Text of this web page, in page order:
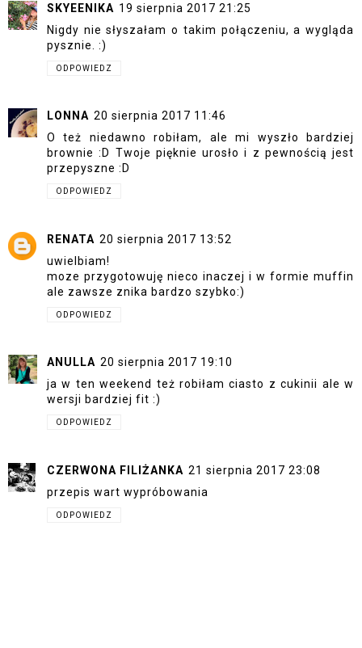
SKYEENIKA 19 sierpnia 2017 21:25
Nigdy nie słyszałam o takim połączeniu, a wygląda
pysznie. :)
ODPOWIEDZ
LONNA 20 sierpnia 2017 11:46
O też niedawno robiłam, ale mi wyszło bardziej
brownie :D Twoje pięknie urosło i z pewnością jest
przepyszne :D
ODPOWIEDZ
RENATA 20 sierpnia 2017 13:52
uwielbiam!
moze przygotowuję nieco inaczej i w formie muffin
ale zawsze znika bardzo szybko:)
ODPOWIEDZ
ANULLA 20 sierpnia 2017 19:10
ja w ten weekend też robiłam ciasto z cukinii ale w
wersji bardziej fit :)
ODPOWIEDZ
CZERWONA FILIŻANKA 21 sierpnia 2017 23:08
przepis wart wypróbowania
ODPOWIEDZ